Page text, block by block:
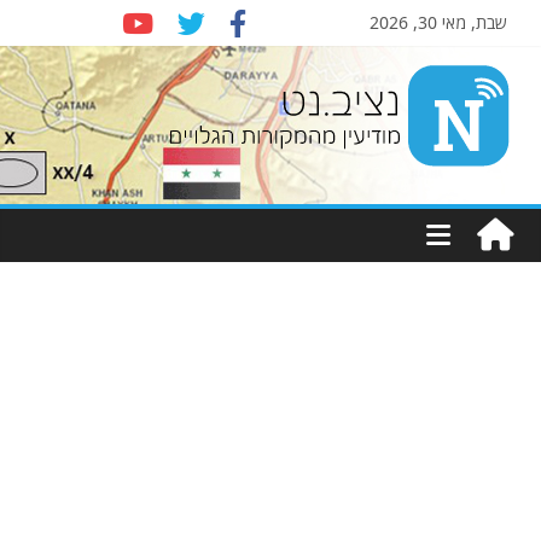
שבת, מאי 30, 2026
Nziv.net
מודיעין
מהמקורות